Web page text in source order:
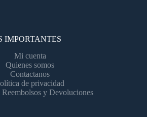
IMPORTANTES
Mi cuenta
Quienes somos
Contactanos
de privacidad
y Devoluciones